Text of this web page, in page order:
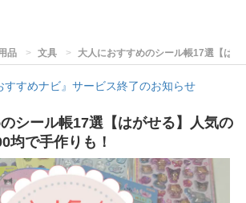
品 文具 大人におすすめのシール帳17選【は
すすめナビ』サービス終了のお知らせ
シール帳17選【はがせる】人気の
均で手作りも！